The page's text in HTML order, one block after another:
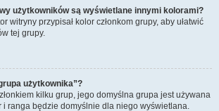
użytkowników są wyświetlane innymi kolorami?
witryny przypisał kolor członkom grupy, aby ułatwić
tej grupy.
użytkownika”?
kilku grup, jego domyślna grupa jest używana
i ranga będzie domyślnie dla niego wyświetlana.